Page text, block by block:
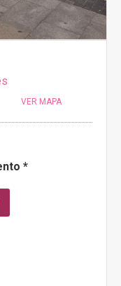
VER MAPA
*